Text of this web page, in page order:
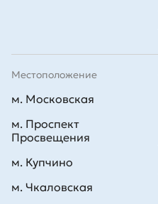
Местоположение
м. Московская
м. Проспект
Просвещения
м. Купчино
м. Чкаловская